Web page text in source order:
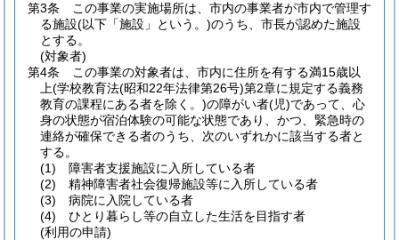
第3条
この事業の実施場所は、市内の事業者が市内で管理す
る施設(以下「施設」という。)のうち、市長が認めた施設
とする。
(対象者)
第4条
この事業の対象者は、市内に住所を有する満15歳以
上(学校教育法(昭和22年法律第26号)第2章に規定する義務
教育の課程にある者を除く。)の障がい者(児)であって、心
身の状態が宿泊体験の可能な状態であり、かつ、緊急時の
連絡が確保できる者のうち、次のいずれかに該当する者と
する。
(1)
障害者支援施設に入所している者
(2)
精神障害者社会復帰施設等に入所している者
(3)
病院に入院している者
(4)
ひとり暮らし等の自立した生活を目指す者
(利用の申請)